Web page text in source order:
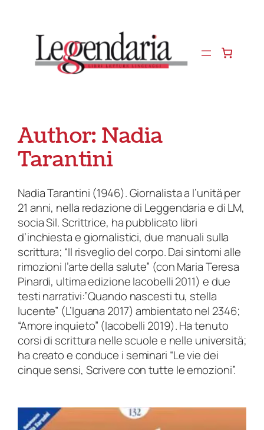
contenuto
Author:Nadia
Tarantini
Nadia Tarantini (1946). Giornalista a l’unitä per
21 anni, nella redazione di Leggendaria e di LM,
socia Sil. Scrittrice, ha pubblicato libri
d’inchiesta e giornalistici, due manuali sulla
scrittura; “Il risveglio del corpo. Dai sintomi alle
rimozioni l’arte della salute” (con Maria Teresa
Pinardi, ultima edizione Iacobelli 2011) e due
testi narrativi:”Quando nascesti tu, stella
lucente” (L’Iguana 2017) ambientato nel 2346;
“Amore inquieto” (Iacobelli 2019). Ha tenuto
corsi di scrittura nelle scuole e nelle universitä;
ha creato e conduce i seminari “Le vie dei
cinque sensi, Scrivere con tutte le emozioni”.